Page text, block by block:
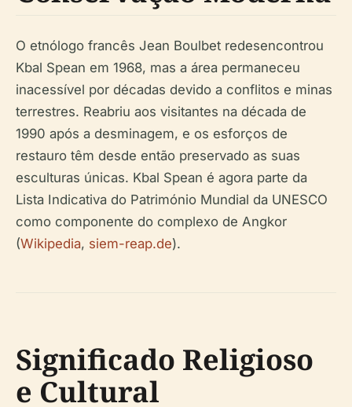
O etnólogo francês Jean Boulbet redesencontrou
Kbal Spean em 1968, mas a área permaneceu
inacessível por décadas devido a conflitos e minas
terrestres. Reabriu aos visitantes na década de
1990 após a desminagem, e os esforços de
restauro têm desde então preservado as suas
esculturas únicas. Kbal Spean é agora parte da
Lista Indicativa do Património Mundial da UNESCO
como componente do complexo de Angkor
(Wikipedia, siem-reap.de).
Significado Religioso
e Cultural